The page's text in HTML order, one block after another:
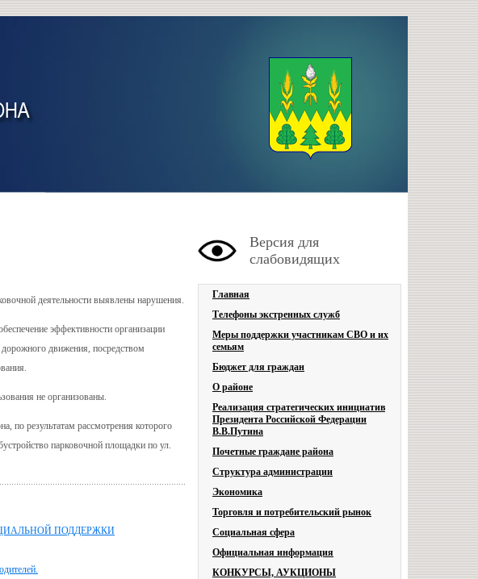
деятельности выявлены нарушения.
эффективности организации
движения, посредством
не организованы.
по результатам рассмотрения которого
парковочной площадки по ул.
ПОДДЕРЖКИ
Версия для
слабовидящих
Главная
Телефоны экстренных служб
Меры поддержки участникам СВО и их
семьям
Бюджет для граждан
О районе
Реализация стратегических инициатив
Президента Российской Федерации
В.В.Путина
Почетные граждане района
Структура администрации
Экономика
Торговля и потребительский рынок
Социальная сфера
Официальная информация
КОНКУРСЫ, АУКЦИОНЫ